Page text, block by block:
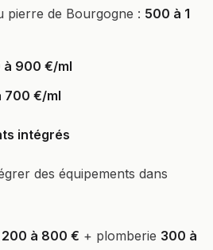
pierre de Bourgogne : 500 à 1
à 900 €/ml
700 €/ml
intégrés
des équipements dans
200 à 800 € + plomberie 300 à